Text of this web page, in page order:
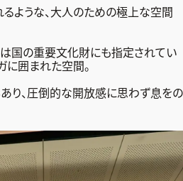
ような、大人のための極上な空間
国の重要文化財にも指定されてい
囲まれた空間。
り、圧倒的な開放感に思わず息をの